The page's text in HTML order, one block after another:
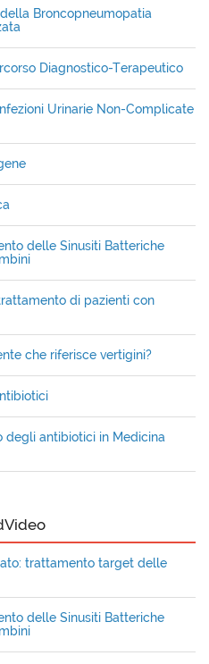
Broncopneumopatia
Diagnostico-Terapeutico
Urinarie Non-Complicate
delle Sinusiti Batteriche
di pazienti con
che riferisce vertigini?
degli antibiotici in Medicina
trattamento target delle
delle Sinusiti Batteriche